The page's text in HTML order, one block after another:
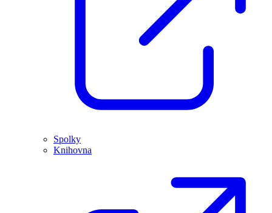
Spolky
Knihovna